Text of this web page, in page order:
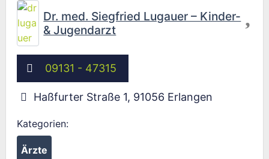
Dr. med. Siegfried Lugauer – Kinder-
& Jugendarzt
09131 - 47315
Haßfurter Straße 1, 91056 Erlangen
Kategorien:
Ärzte